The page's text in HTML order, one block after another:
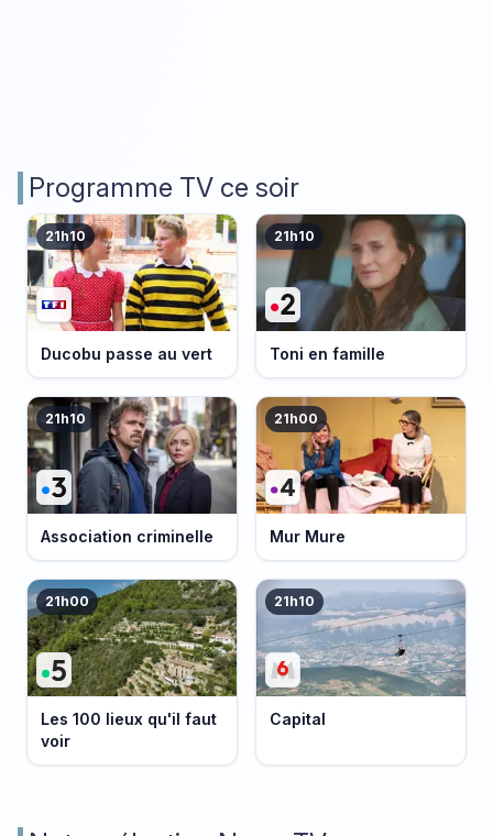
Programme TV ce soir
21h10
Ducobu passe au vert
21h10
Toni en famille
21h10
Association criminelle
21h00
Mur Mure
21h00
Les 100 lieux qu'il faut
voir
21h10
Capital